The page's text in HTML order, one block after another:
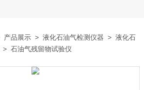
产品展示 >液化石油气检测仪器 >液化石
> 石油气残留物试验仪